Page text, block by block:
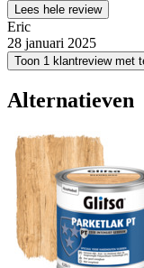
Lees hele review
Eric
28 januari 2025
Toon 1 klantreview met
Alternatieven